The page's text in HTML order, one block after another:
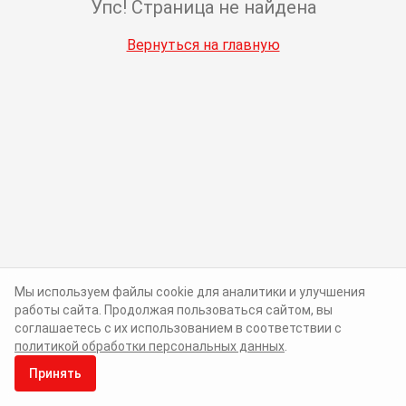
Упс! Страница не найдена
Вернуться на главную
Мы используем файлы cookie для аналитики и улучшения
работы сайта. Продолжая пользоваться сайтом, вы
соглашаетесь с их использованием в соответствии с
политикой обработки персональных данных
Принять